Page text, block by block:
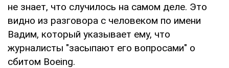
не знает, что случилось на самом деле. Это
видно из разговора с человеком по имени
Вадим, который указывает ему, что
журналисты "засыпают его вопросами" о
сбитом Boeing.